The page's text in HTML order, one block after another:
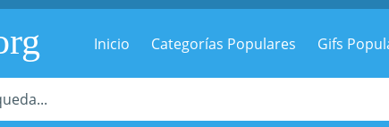
Inicio Categorías Populares Gifs